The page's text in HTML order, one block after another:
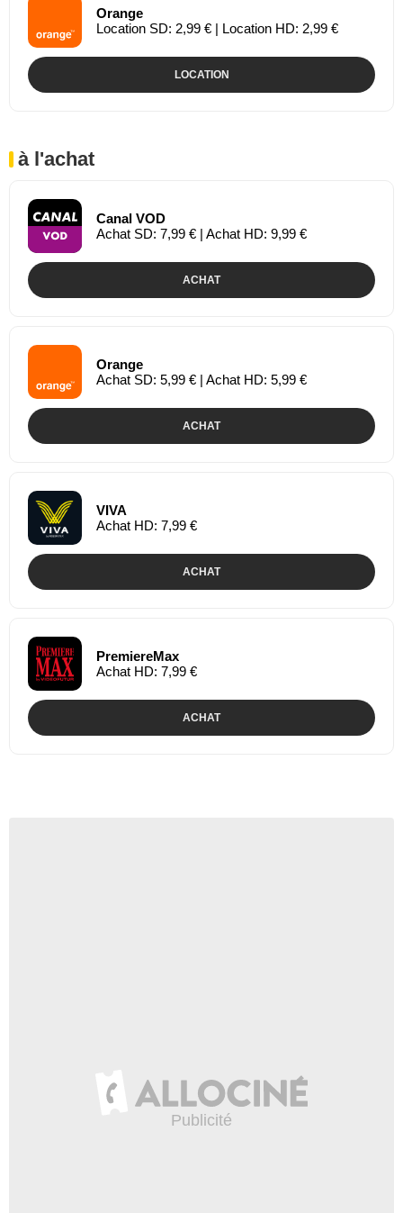
Orange
Location SD: 2,99 € | Location HD: 2,99 €
LOCATION
à l'achat
Canal VOD
Achat SD: 7,99 € | Achat HD: 9,99 €
ACHAT
Orange
Achat SD: 5,99 € | Achat HD: 5,99 €
ACHAT
VIVA
Achat HD: 7,99 €
ACHAT
PremiereMax
Achat HD: 7,99 €
ACHAT